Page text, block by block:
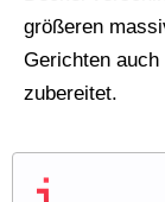
größeren
Gerichten
zubereitet.